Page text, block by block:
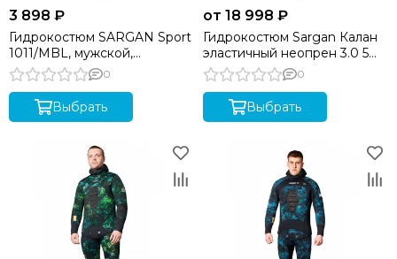
3 898 ₽
Гидрокостюм SARGAN Sport
1011/MBL, мужской,
короткий, неопр.2мм, микс-
синий
0
Выбрать
от 18 998 ₽
Гидрокостюм Sargan Калан
эластичный неопрен 3.0 5
мм
0
Выбрать